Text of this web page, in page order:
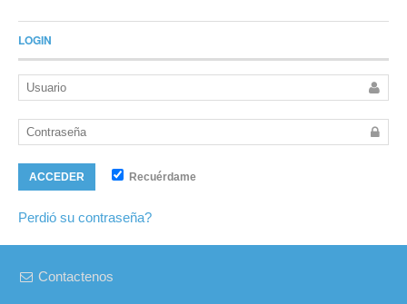
LOGIN
ACCEDER Recuérdame
Perdió su contraseña?
Contactenos